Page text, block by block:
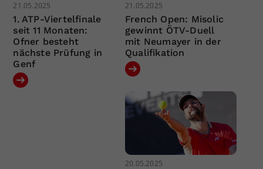
21.05.2025
1. ATP-Viertelfinale
seit 11 Monaten:
Ofner besteht
nächste Prüfung in
Genf
21.05.2025
French Open: Misolic
gewinnt ÖTV-Duell
mit Neumayer in der
Qualifikation
20.05.2025